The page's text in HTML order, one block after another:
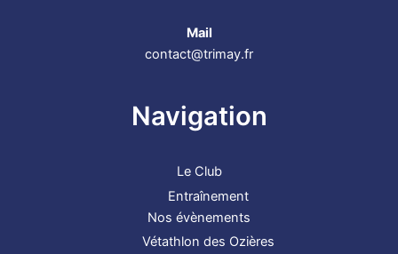
Mail
contact@trimay.fr
Navigation
Le Club
Entraînement
Nos évènements
Vétathlon des Ozières